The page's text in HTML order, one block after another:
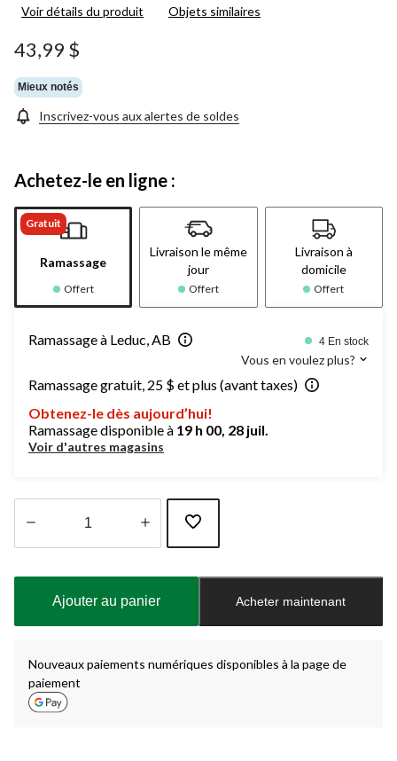
Voir détails du produit Objets similaires
43,99 $
Mieux notés
Inscrivez-vous aux alertes de soldes
Achetez-le en ligne :
Gratuit
Ramassage
Offert
Livraison le même
jour
Offert
Livraison à
domicile
Offert
Ramassage à Leduc, AB 4 En stock
Vous en voulez plus?
Ramassage gratuit, 25 $ et plus (avant taxes)
Obtenez-le dès aujourd’hui!
Ramassage disponible à 19 h 00, 28 juil.
Voir d'autres magasins
à
Ajouter au panier Acheter maintenant
Nouveaux paiements numériques disponibles à la page de
paiement